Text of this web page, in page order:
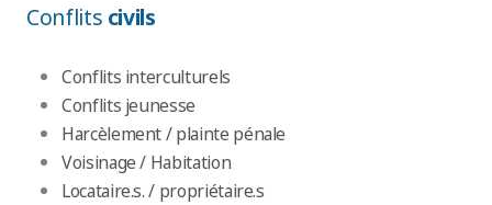
Conflits civils
Conflits interculturels
Conflits jeunesse
Harcèlement / plainte pénale
Voisinage / Habitation
Locataire.s. / propriétaire.s